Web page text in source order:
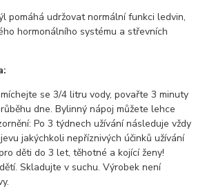
pomáhá udržovat normální funkci ledvin,
hormonálního systému a střevních
se 3/4 litru vody, povařte 3 minuty
dne. Bylinný nápoj můžete lehce
Po 3 týdnech užívání následuje vždy
jakýchkoli nepříznivých účinků užívání
děti do 3 let, těhotné a kojící ženy!
Skladujte v suchu. Výrobek není